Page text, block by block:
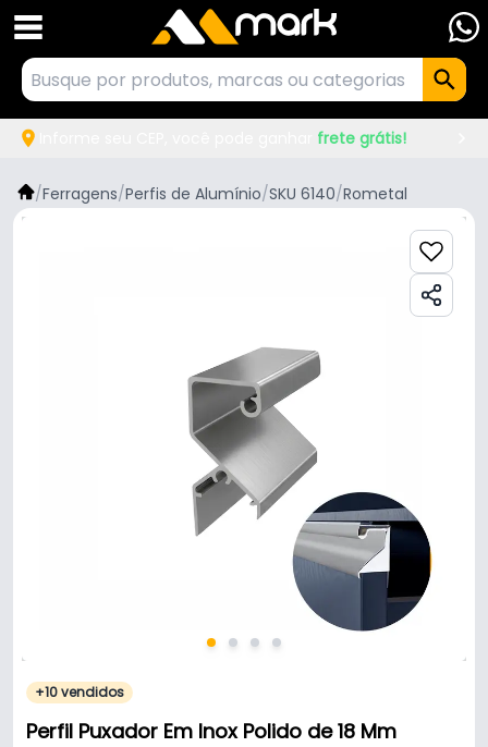
frete grátis!
/Ferragens/Perfis de Alumínio/SKU 6140/Rometal
+10 vendidos
Perfil Puxador Em Inox Polido de 18 Mm